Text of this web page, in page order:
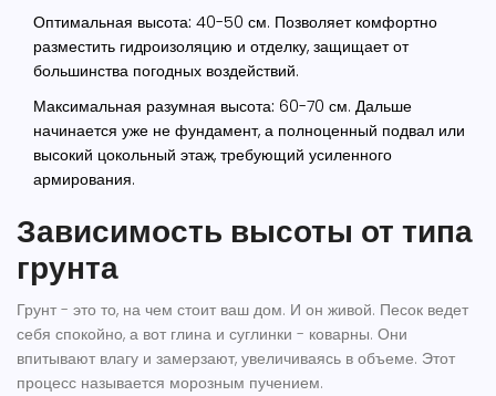
Оптимальная высота: 40-50 см. Позволяет комфортно
разместить гидроизоляцию и отделку, защищает от
большинства погодных воздействий.
Максимальная разумная высота: 60-70 см. Дальше
начинается уже не фундамент, а полноценный подвал или
высокий цокольный этаж, требующий усиленного
армирования.
Зависимость высоты от типа
грунта
Грунт - это то, на чем стоит ваш дом. И он живой. Песок ведет
себя спокойно, а вот глина и суглинки - коварны. Они
впитывают влагу и замерзают, увеличиваясь в объеме. Этот
процесс называется морозным пучением.